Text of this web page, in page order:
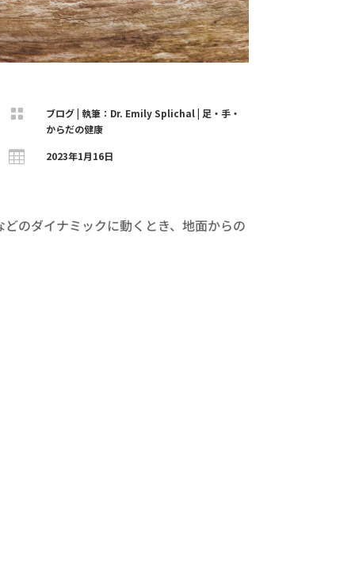
 ブログ|執筆：Dr. Emily Splichal| 足・手・
からだの健康
 2023年1月16日
のダイナミックに動くとき、地面からの